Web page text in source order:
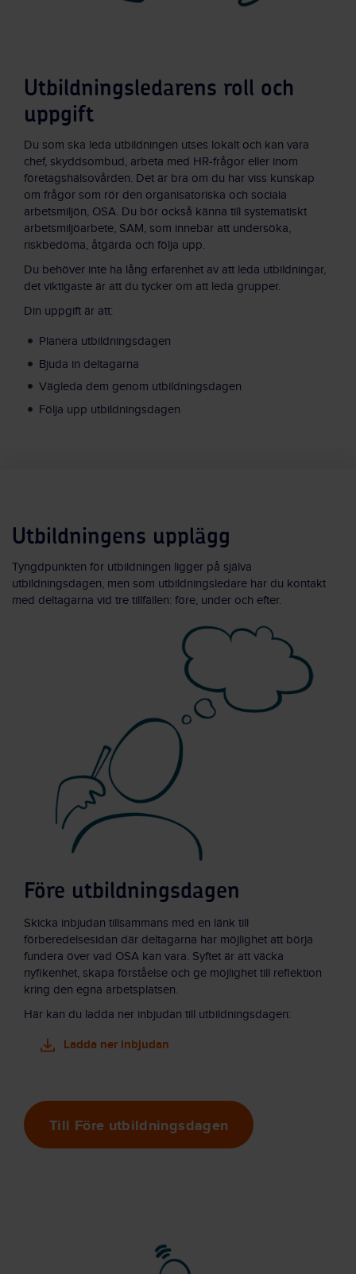
Utbildningsledarens roll och
uppgift
Du som ska leda utbildningen utses lokalt och kan vara
chef, skyddsombud, arbeta med HR-frågor eller inom
företagshälsovården. Det är bra om du har viss kunskap
om frågor som rör den organisatoriska och sociala
arbetsmiljön, OSA. Du bör också känna till systematiskt
arbetsmiljöarbete, SAM, som innebär att undersöka,
riskbedöma, åtgärda och följa upp.
Du behöver inte ha lång erfarenhet av att leda utbildningar,
det viktigaste är att du tycker om att leda grupper.
Din uppgift är att:
Planera utbildningsdagen
Bjuda in deltagarna
Vägleda dem genom utbildningsdagen
Följa upp utbildningsdagen
Utbildningens upplägg
Tyngdpunkten för utbildningen ligger på själva
utbildningsdagen, men som utbildningsledare har du kontakt
med deltagarna vid tre tillfällen: före, under och efter.
Före utbildningsdagen
Skicka inbjudan tillsammans med en länk till
förberedelsesidan där deltagarna har möjlighet att börja
fundera över vad OSA kan vara. Syftet är att väcka
nyfikenhet, skapa förståelse och ge möjlighet till reflektion
kring den egna arbetsplatsen.
Här kan du ladda ner inbjudan till utbildningsdagen:
Ladda ner inbjudan
Till Före utbildningsdagen